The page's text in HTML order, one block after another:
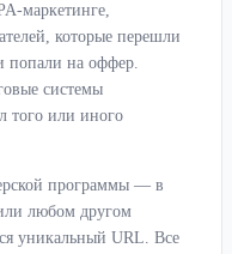
маркетинге,
которые перешли
попали на оффер.
системы
того или иного
программы — в
любом другом
уникальный URL. Все